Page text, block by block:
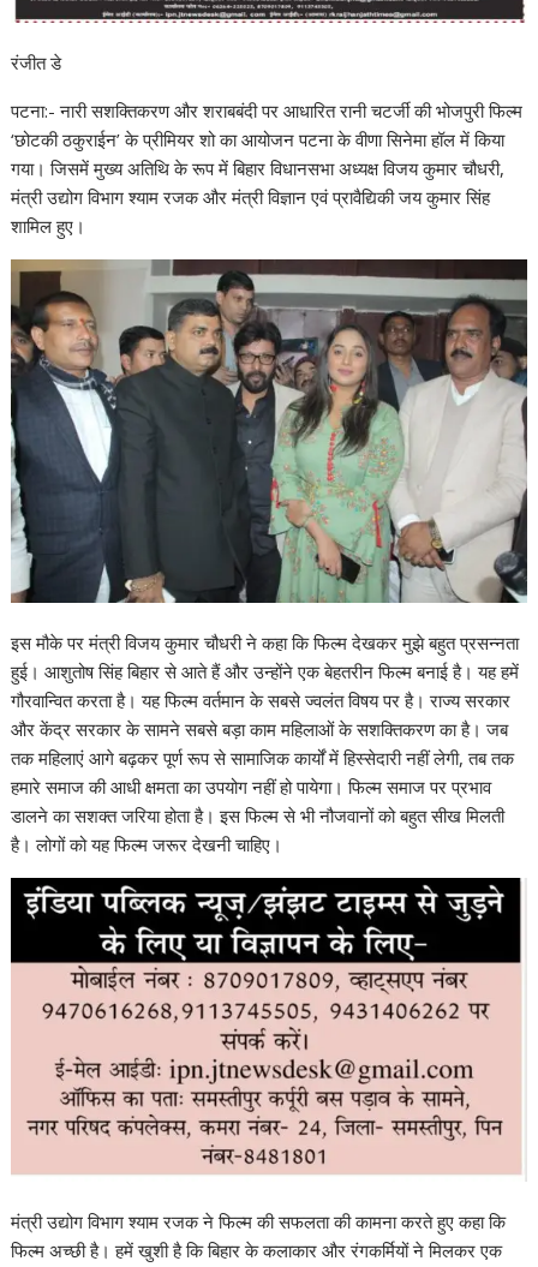
रंजीत डे
पटना:- नारी सशक्तिकरण और शराबबंदी पर आधारित रानी चटर्जी की भोजपुरी फिल्‍म
‘छोटकी ठकुराईन’ के प्रीमियर शो का आयोजन पटना के वीणा सिनेमा हॉल में किया
गया। जिसमें मुख्‍य अतिथि के रूप में बिहार विधानसभा अध्‍यक्ष विजय कुमार चौधरी,
मंत्री उद्योग विभाग श्‍याम रजक और मंत्री विज्ञान एवं प्रावैद्यिकी जय कुमार सिंह
शामिल हुए।
इस मौके पर मंत्री विजय कुमार चौधरी ने कहा कि फिल्‍म देखकर मुझे बहुत प्रसन्‍नता
हुई। आशुतोष सिंह बिहार से आते हैं और उन्‍होंने एक बेहतरीन फिल्‍म बनाई है। यह हमें
गौरवान्वित करता है। यह फिल्‍म वर्तमान के सबसे ज्‍वलंत विषय पर है। राज्‍य सरकार
और केंद्र सरकार के सामने सबसे बड़ा काम महिलाओं के सशक्तिकरण का है। जब
तक महिलाएं आगे बढ़कर पूर्ण रूप से सामाजिक कार्यों में हिस्‍सेदारी नहीं लेगी, तब तक
हमारे समाज की आधी क्षमता का उपयोग नहीं हो पायेगा। फिल्‍म समाज पर प्रभाव
डालने का सशक्‍त जरिया होता है। इस फिल्‍म से भी नौजवानों को बहुत सीख मिलती
है। लोगों को यह फिल्‍म जरूर देखनी चाहिए।
मंत्री उद्योग विभाग श्‍याम रजक ने फिल्‍म की सफलता की कामना करते हुए कहा कि
फिल्‍म अच्‍छी है। हमें खुशी है कि बिहार के कलाकार और रंगकर्मियों ने मिलकर एक